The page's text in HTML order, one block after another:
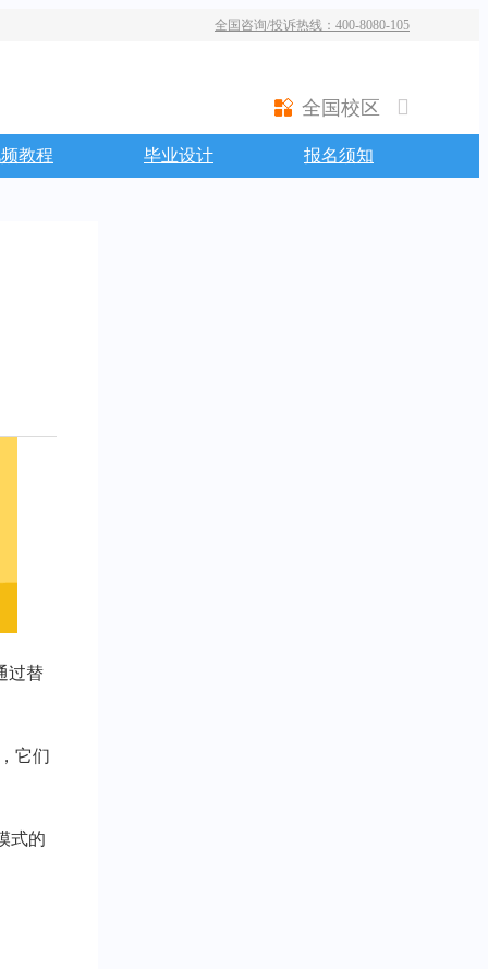
全国咨询/投诉热线：400-8080-105
全国校区
教程 毕业设计 报名须知
过替
它们
式的